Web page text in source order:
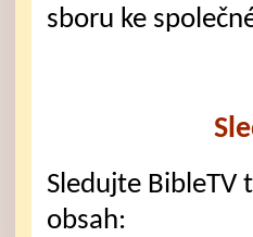
sboru ke
Sledujte BibleTV
obsah: